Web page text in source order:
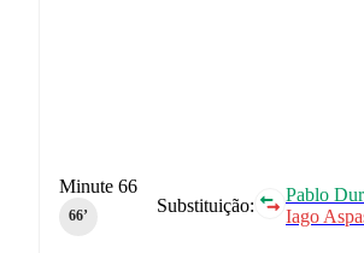
Substituição:
Pablo
Iago
Minute 66
66‎’‎